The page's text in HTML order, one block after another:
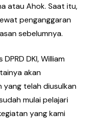
atau Ahok. Saat itu,
penganggaran
sebelumnya.
DKI, William
akan
telah diusulkan
mulai pelajari
yang kami